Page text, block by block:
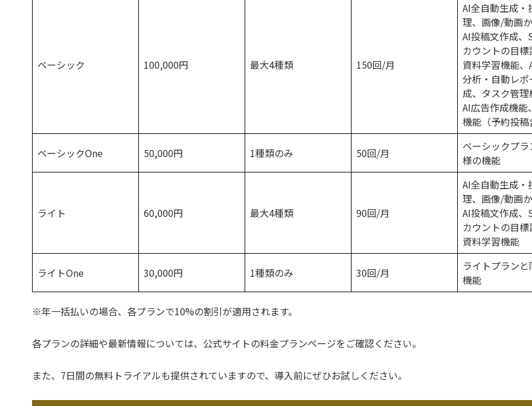
ベーシック 100,000円 最大4種類 150回/月
AI全自動生成・
理、画像/動画
AI投稿文作成、
カウントの目
資料学習機能、
分析・自動レポ
成、タスク管
AI広告作成機能
機能（予約投稿
ベーシックOne 50,000円 1種類のみ 50回/月
ベーシックプ
様の機能
ライト 60,000円 最大4種類 90回/月
AI全自動生成・
理、画像/動画
AI投稿文作成、
カウントの目
資料学習機能
ライトOne 30,000円 1種類のみ 30回/月
ライトプラン
機能
※年一括払いの場合、各プランで10%の割引が適用されます。
各プランの詳細や最新情報については、公式サイトの料金プランページをご確認ください。
また、7日間の無料トライアルも提供されていますので、導入前にぜひお試しください。